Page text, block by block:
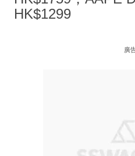
HK$1299
廣